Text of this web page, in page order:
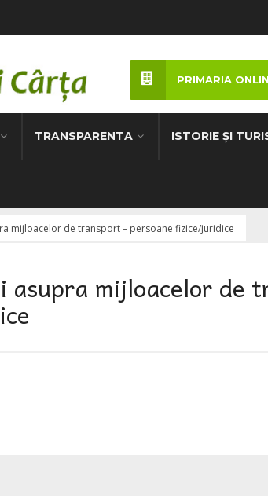
TRANSPARENTA ISTORIE ȘI
PRIMARIA
mijloacelor de transport – persoane fizice/juridice
mijloacelor de